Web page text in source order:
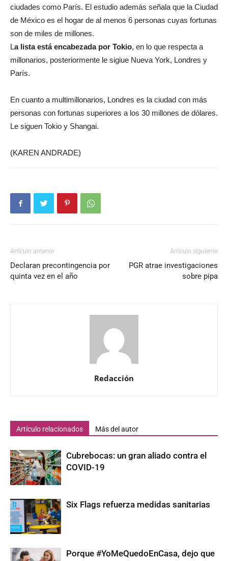
ciudades como París. El estudio además señala que la Ciudad
de México es el hogar de al menos 6 personas cuyas fortunas
son de miles de millones.
La lista está encabezada por Tokio, en lo que respecta a
millonarios, posteriormente le sigiue Nueva York, Londres y
París.
En cuanto a multimillonarios, Londres es la ciudad con más
personas con fortunas superiores a los 30 millones de dólares.
Le siguen Tokio y Shangai.
(KAREN ANDRADE)
Artículo anterior
Declaran precontingencia por
quinta vez en el año
Artículo siguiente
PGR atrae investigaciones
sobre pipa
Redacción
Artículo relacionados Más del autor
Cubrebocas: un gran aliado contra el
COVID-19
Six Flags refuerza medidas sanitarias
Porque #YoMeQuedoEnCasa, dejo que